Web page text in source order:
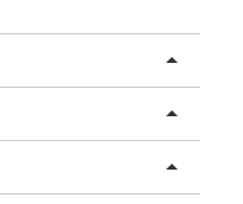
arrow_drop_up
arrow_drop_up
arrow_drop_up